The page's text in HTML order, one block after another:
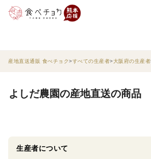
産地直送通販 食べチョク すべての生産者 大阪府の生産者
よしだ農園の産地直送の商品
生産者について